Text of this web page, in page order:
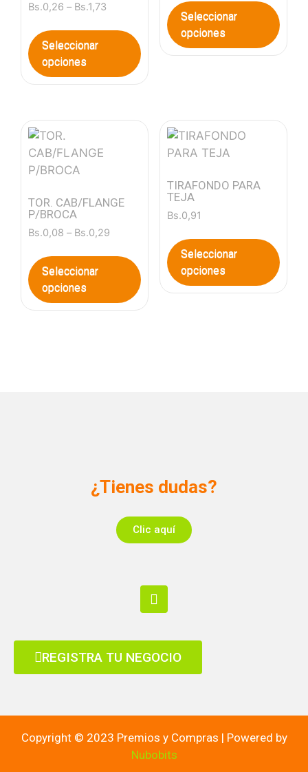
Bs.0,26 – Bs.1,73
Seleccionar
opciones
Seleccionar
opciones
TOR. CAB/FLANGE
P/BROCA
Bs.0,08 – Bs.0,29
Seleccionar
opciones
TIRAFONDO PARA
TEJA
Bs.0,91
Seleccionar
opciones
¿Tienes dudas?
Clic aquí
REGISTRA TU NEGOCIO
Copyright © 2023 Premios y Compras | Powered by
Nubobits